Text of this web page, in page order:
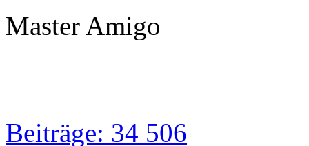
Master Amigo
Beiträge: 34 506